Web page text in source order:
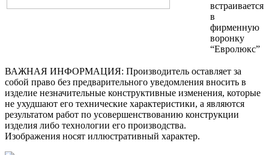
встраивается
в
фирменную
воронку
“Евролюкс”
ВАЖНАЯ ИНФОРМАЦИЯ: Производитель оставляет за
собой право без предварительного уведомления вносить в
изделие незначительные конструктивные изменения, которые
не ухудшают его технические характеристики, а являются
результатом работ по усовершенствованию конструкции
изделия либо технологии его производства.
Изображения носят иллюстративный характер.